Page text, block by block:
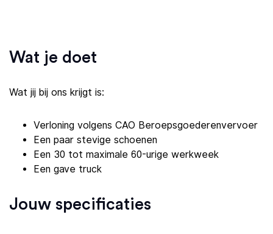
Wat je doet
Wat jij bij ons krijgt is:
Verloning volgens CAO Beroepsgoederenvervoer
Een paar stevige schoenen
Een 30 tot maximale 60-urige werkweek
Een gave truck
Jouw specificaties